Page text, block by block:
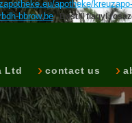
apotheke/
bbrow.be Bestill flagyl
Ltd contact us